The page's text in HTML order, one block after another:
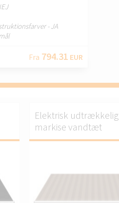
- JA
Fra 794.31 EUR
Elektrisk udtrækkelig
markise vandtæt